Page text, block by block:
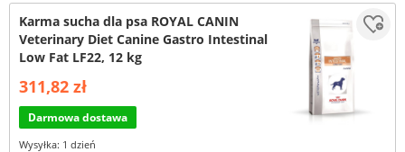
Karma sucha dla psa ROYAL CANIN
Veterinary Diet Canine Gastro Intestinal
Low Fat LF22, 12 kg
311,82 zł
Darmowa dostawa
Wysyłka: 1 dzień